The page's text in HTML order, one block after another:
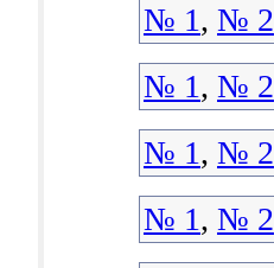
№ 1, № 2
№ 1, № 2
№ 1, № 2
№ 1, № 2